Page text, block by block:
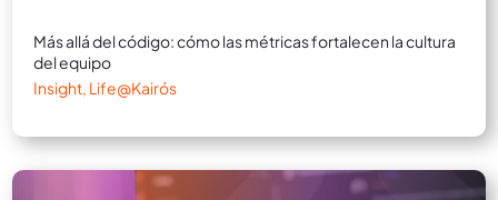
Más allá del código: cómo las métricas fortalecen la cultura
del equipo
Insight, Life@Kairós